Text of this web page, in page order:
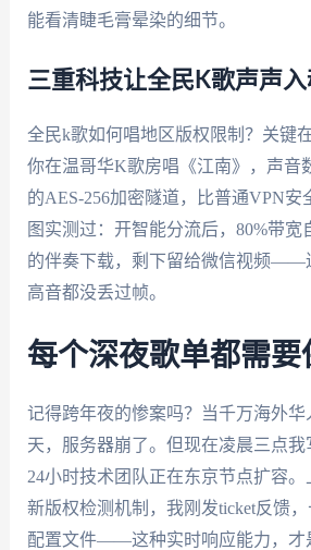
能看清睫毛膏晕染的细节。
三重科技让全民K歌声声入
全民k歌如何唱地区版权限制？关键
你在温哥华K歌房唱《江南》，声音
的AES-256加密隧道，比普通VPN安
图实测过：开智能分流后，80%带
的伴奏下载，剩下留给微信视频——
高音都没丢过帧。
每个深夜歌单都需要
记得跨年夜的惨案吗？当千万海外华
天，服务器崩了。但现在凌晨三点
24小时技术团队正在东京节点扩容
新版权检测机制，我刚发ticket反馈
配置文件——这种实时响应能力，才